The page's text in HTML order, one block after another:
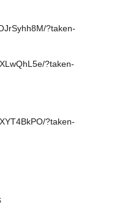
?taken-
?taken-
?taken-